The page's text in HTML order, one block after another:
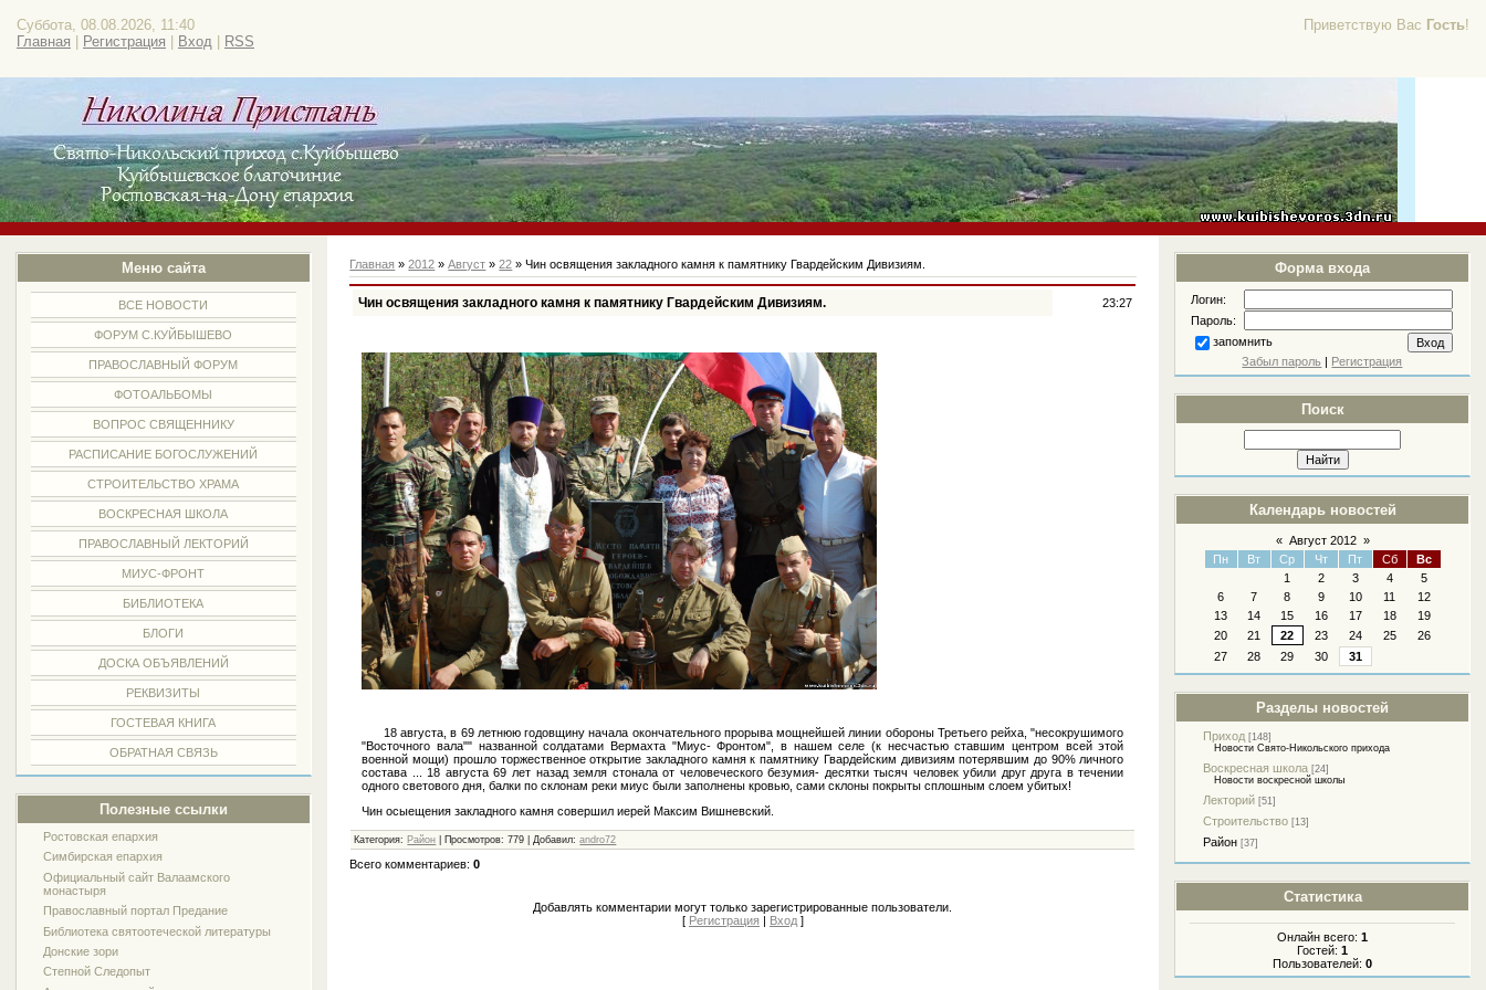
Приветствую Вас Гость!
Суббота, 08.08.2026, 11:40
Главная
Регистрация Вход RSS
Меню сайта
ВСЕ НОВОСТИ
ФОРУМ С.КУЙБЫШЕВО
ПРАВОСЛАВНЫЙ ФОРУМ
ФОТОАЛЬБОМЫ
ВОПРОС СВЯЩЕННИКУ
РАСПИСАНИЕ БОГОСЛУЖЕНИЙ
СТРОИТЕЛЬСТВО ХРАМА
ВОСКРЕСНАЯ ШКОЛА
ПРАВОСЛАВНЫЙ ЛЕКТОРИЙ
МИУС-ФРОНТ
БИБЛИОТЕКА
БЛОГИ
ДОСКА ОБЪЯВЛЕНИЙ
РЕКВИЗИТЫ
ГОСТЕВАЯ КНИГА
ОБРАТНАЯ СВЯЗЬ
Полезные ссылки
Ростовская епархия
Симбирская епархия
Официальный сайт Валаамского
монастыря
Православный портал Предание
Библиотека святоотеческой литературы
Донские зори
Степной Следопыт
Форма входа
Логин:
Пароль:
запомнить
Забыл пароль | Регистрация
Поиск
Календарь новостей
« Август 2012 »
Пн
Вт Ср Чт Пт Сб
Вс
1
2 3 4
5
6
7 8 9 10 11
12
13
14 15 16 17 18
19
20
21 22 23 24 25
26
27
28 29 30 31
Разделы новостей
Приход [148]
Новости Свято-Никольского прихода
Воскресная школа [24]
Новости воскресной школы
Лекторий [51]
Строительство [13]
Район [37]
Статистика
Онлайн всего:1
Гостей:1
Пользователей:0
Главная »2012 » Август » 22 » Чин освящения закладного камня к памятнику Гвардейским Дивизиям.
Чин освящения закладного камня к памятнику Гвардейским Дивизиям. 23:27
18 августа, в 69 летнюю годовщину начала окончательного прорыва мощнейшей линии обороны Третьего рейха, "несокрушимого
"Восточного вала"" названной солдатами Вермахта "Миус- Фронтом", в нашем селе (к несчастью ставшим центром всей этой
военной мощи) прошло торжественное открытие закладного камня к памятнику Гвардейским дивизиям потерявшим до 90% личного
состава ... 18 августа 69 лет назад земля стонала от человеческого безумия- десятки тысяч человек убили друг друга в течении
одного светового дня, балки по склонам реки миус были заполнены кровью, сами склоны покрыты сплошным слоем убитых!
Чин осыещения закладного камня совершил иерей Максим Вишневский.
Категория: Район | Просмотров: 779 | Добавил:andro72
Всего комментариев:0
Добавлять комментарии могут только зарегистрированные пользователи.
[ Регистрация | Вход]